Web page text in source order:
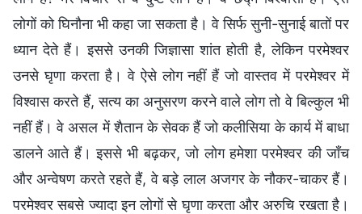
लोगों को घिनौना भी कहा जा सकता है। वे सिर्फ सुनी-सुनाई बातों पर
ध्यान देते हैं। इससे उनकी जिज्ञासा शांत होती है, लेकिन परमेश्वर
उनसे घृणा करता है। वे ऐसे लोग नहीं हैं जो वास्तव में परमेश्वर में
विश्वास करते हैं, सत्य का अनुसरण करने वाले लोग तो वे बिल्कुल भी
नहीं हैं। वे असल में शैतान के सेवक हैं जो कलीसिया के कार्य में बाधा
डालने आते हैं। इससे भी बढ़कर, जो लोग हमेशा परमेश्वर की जाँच
और अन्वेषण करते रहते हैं, वे बड़े लाल अजगर के नौकर-चाकर हैं।
परमेश्वर सबसे ज्यादा इन लोगों से घृणा करता और अरुचि रखता है।